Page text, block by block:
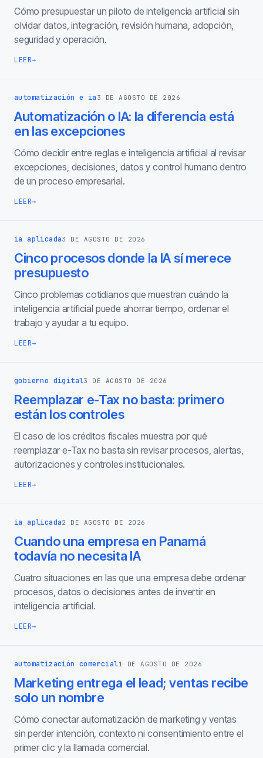
Cómo presupuestar un piloto de inteligencia artificial sin
olvidar datos, integración, revisión humana, adopción,
seguridad y operación.
LEER→
automatización e ia 3 DE AGOSTO DE 2026
Automatización o IA: la diferencia está
en las excepciones
Cómo decidir entre reglas e inteligencia artificial al revisar
excepciones, decisiones, datos y control humano dentro
de un proceso empresarial.
LEER→
ia aplicada3 DE AGOSTO DE 2026
Cinco procesos donde la IA sí merece
presupuesto
Cinco problemas cotidianos que muestran cuándo la
inteligencia artificial puede ahorrar tiempo, ordenar el
trabajo y ayudar a tu equipo.
LEER→
gobierno digital3 DE AGOSTO DE 2026
Reemplazar e-Tax no basta: primero
están los controles
El caso de los créditos fiscales muestra por qué
reemplazar e-Tax no basta sin revisar procesos, alertas,
autorizaciones y controles institucionales.
LEER→
ia aplicada2 DE AGOSTO DE 2026
Cuando una empresa en Panamá
todavía no necesita IA
Cuatro situaciones en las que una empresa debe ordenar
procesos, datos o decisiones antes de invertir en
inteligencia artificial.
LEER→
automatización comercial1 DE AGOSTO DE 2026
Marketing entrega el lead; ventas recibe
solo un nombre
Cómo conectar automatización de marketing y ventas
sin perder intención, contexto ni consentimiento entre el
primer clic y la llamada comercial.